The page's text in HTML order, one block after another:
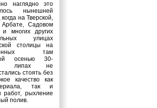
наглядно это
нынешней
на Тверской,
Садовом
и многих других
улицах
столицы на
там
осенью 30-
липах не
стоять без
качество как
так и
работ, рыхление
полив.